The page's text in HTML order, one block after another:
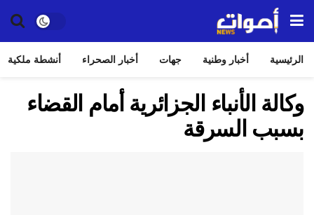
الرئيسية أخبار وطنية جهات أخبار الصحراء أنشطة ملكية
وكالة الأنباء الجزائرية أمام القضاء
بسبب السرقة